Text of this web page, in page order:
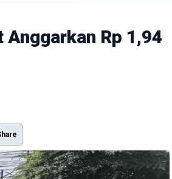
Rp 1,94